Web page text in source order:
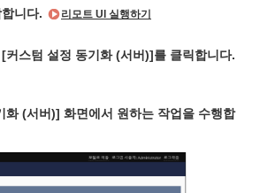
니다. 리모트 UI 실행하기
커스텀 설정 동기화 (서버)]를 클릭합니다.
화 (서버)] 화면에서 원하는 작업을 수행합